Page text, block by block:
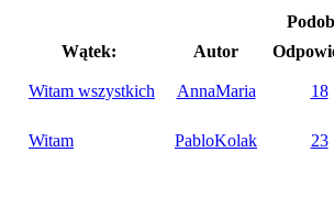
Wątek:
Autor
Witam wszystkich AnnaMaria 18
Witam PabloKolak 23